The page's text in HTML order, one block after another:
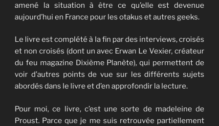
amené la situation à être ce qu’elle est devenue
aujourd’hui en France pour les otakus et autres geeks.
Le livre est complété à la fin par des interviews, croisés
et non croisés (dont un avec Erwan Le Vexier, créateur
du feu magazine Dixième Planète), qui permettent de
voir d’autres points de vue sur les différents sujets
abordés dans le livre et d’en approfondir la lecture.
Pour moi, ce livre, c’est une sorte de madeleine de
Proust. Parce que je me suis retrouvée partiellement